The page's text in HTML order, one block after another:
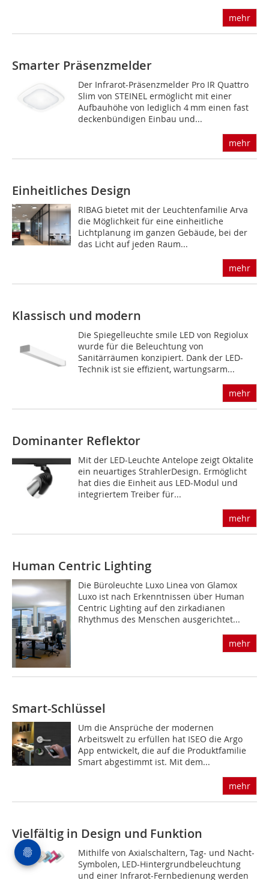
mehr
Smarter Präsenzmelder
Der Infrarot-Präsenzmelder Pro IR Quattro
Slim von STEINEL ermöglicht mit einer
Aufbauhöhe von lediglich 4 mm einen fast
deckenbündigen Einbau und...
mehr
Einheitliches Design
RIBAG bietet mit der Leuchtenfamilie Arva
die Möglichkeit für eine einheitliche
Lichtplanung im ganzen Gebäude, bei der
das Licht auf jeden Raum...
mehr
Klassisch und modern
Die Spiegelleuchte smile LED von Regiolux
wurde für die Beleuchtung von
Sanitärräumen konzipiert. Dank der LED-
Technik ist sie effizient, wartungsarm...
mehr
Dominanter Reflektor
Mit der LED-Leuchte Antelope zeigt Oktalite
ein neuartiges StrahlerDesign. Ermöglicht
hat dies die Einheit aus LED-Modul und
integriertem Treiber für...
mehr
Human Centric Lighting
Die Büroleuchte Luxo Linea von Glamox
Luxo ist nach Erkenntnissen über Human
Centric Lighting auf den zirkadianen
Rhythmus des Menschen ausgerichtet...
mehr
Smart-Schlüssel
Um die Ansprüche der modernen
Arbeitswelt zu erfüllen hat ISEO die Argo
App entwickelt, die auf die Produktfamilie
Smart abgestimmt ist. Mit dem...
mehr
Vielfältig in Design und Funktion
Mithilfe von Axialschaltern, Tag- und Nacht-
Symbolen, LED-Hintergrundbeleuchtung
und einer Infrarot-Fernbedienung werden